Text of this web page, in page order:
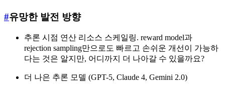
#유망한 발전 방향
추론 시점 연산 리소스 스케일링. reward model과
rejection sampling만으로도 빠르고 손쉬운 개선이 가능하
다는 것은 알지만, 어디까지 더 나아갈 수 있을까요?
더 나은 추론 모델 (GPT-5, Claude 4, Gemini 2.0)